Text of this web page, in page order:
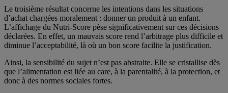
Le troisième résultat concerne les intentions dans les situations
d’achat chargées moralement : donner un produit à un enfant.
L’affichage du Nutri-Score pèse significativement sur ces décisions
déclarées. En effet, un mauvais score rend l’arbitrage plus difficile et
diminue l’acceptabilité, là où un bon score facilite la justification.
Ainsi, la sensibilité du sujet n’est pas abstraite. Elle se cristallise dès
que l’alimentation est liée au care, à la parentalité, à la protection, et
donc à des normes sociales fortes.